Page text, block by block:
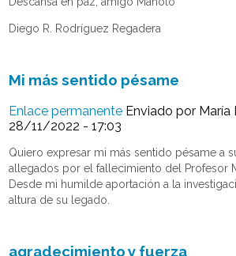
Diego R. Rodríguez Regadera
Mi más sentido pésame
Enlace permanente Enviado por María
28/11/2022 - 17:03
Quiero expresar mi más sentido pésame a
allegados por el fallecimiento del Profesor
Desde mi humilde aportación a la
altura de su legado.
agradecimiento y fuerza